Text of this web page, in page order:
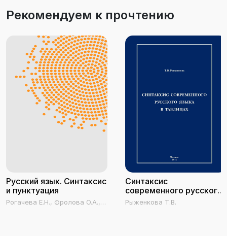
Рекомендуем к прочтению
Русский язык. Синтаксис
и пунктуация
Рогачева Е.Н., Фролова О.А.,
Синтаксис
современного русского
языка в таблицах
Рыженкова Т.В.